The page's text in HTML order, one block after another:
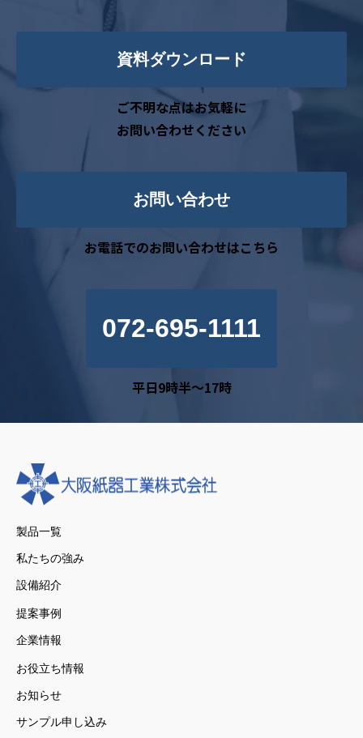
資料ダウンロード
ご不明な点はお気軽に
お問い合わせください
お問い合わせ
お電話でのお問い合わせはこちら
072-695-1111
平日9時半～17時
製品一覧
私たちの強み
設備紹介
提案事例
企業情報
お役立ち情報
お知らせ
サンプル申し込み